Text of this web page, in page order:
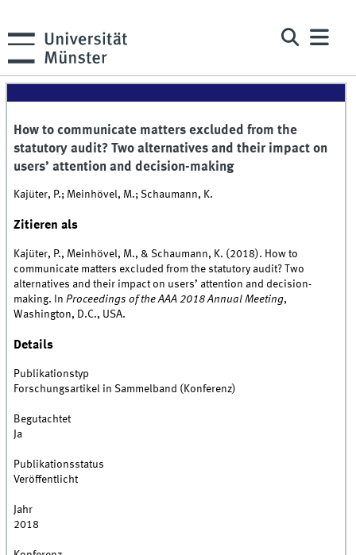
How to communicate matters excluded from the
statutory audit? Two alternatives and their impact on
users’ attention and decision-making
Kajüter, P.; Meinhövel, M.; Schaumann, K.
Zitieren als
Kajüter, P., Meinhövel, M., & Schaumann, K. (2018). How to
communicate matters excluded from the statutory audit? Two
alternatives and their impact on users’ attention and decision-
making. InProceedings of the AAA 2018 Annual Meeting,
Washington, D.C., USA.
Details
Publikationstyp
Forschungsartikel in Sammelband (Konferenz)
Begutachtet
Ja
Publikationsstatus
Veröffentlicht
Jahr
2018